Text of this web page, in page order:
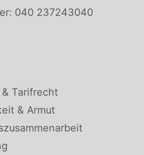
040 237243040
Tarifrecht
& Armut